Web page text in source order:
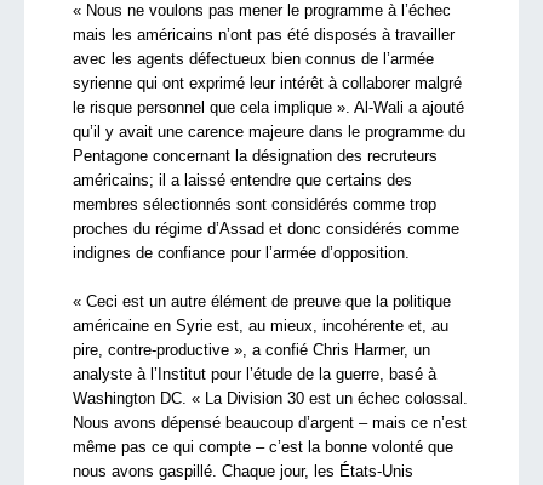
« Nous ne voulons pas mener le programme à l’échec
mais les américains n’ont pas été disposés à travailler
avec les agents défectueux bien connus de l’armée
syrienne qui ont exprimé leur intérêt à collaborer malgré
le risque personnel que cela implique ». Al-Wali a ajouté
qu’il y avait une carence majeure dans le programme du
Pentagone concernant la désignation des recruteurs
américains; il a laissé entendre que certains des
membres sélectionnés sont considérés comme trop
proches du régime d’Assad et donc considérés comme
indignes de confiance pour l’armée d’opposition.
« Ceci est un autre élément de preuve que la politique
américaine en Syrie est, au mieux, incohérente et, au
pire, contre-productive », a confié Chris Harmer, un
analyste à l’Institut pour l’étude de la guerre, basé à
Washington DC. « La Division 30 est un échec colossal.
Nous avons dépensé beaucoup d’argent – mais ce n’est
même pas ce qui compte – c’est la bonne volonté que
nous avons gaspillé. Chaque jour, les États-Unis